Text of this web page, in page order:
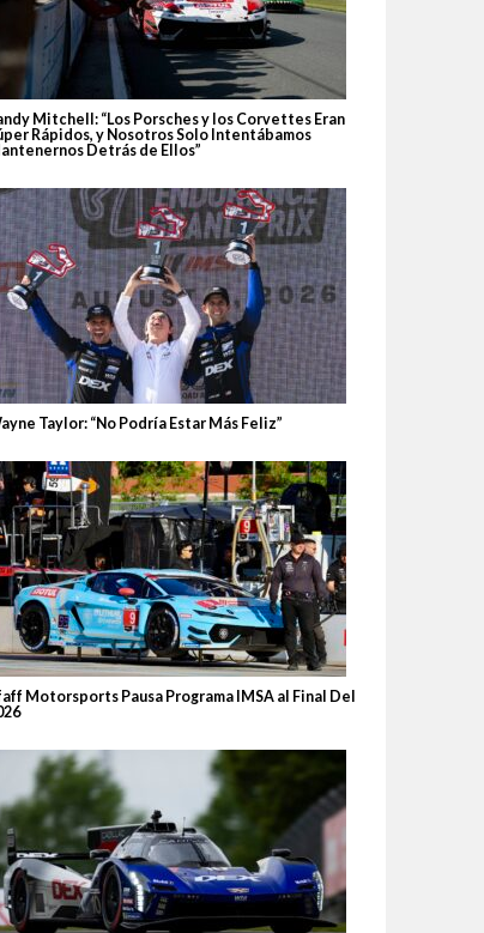
Mitchell: “Los Porsches y los Corvettes Eran
Rápidos, y Nosotros Solo Intentábamos
Detrás de Ellos”
Taylor: “No Podría Estar Más Feliz”
Motorsports Pausa Programa IMSA al Final Del